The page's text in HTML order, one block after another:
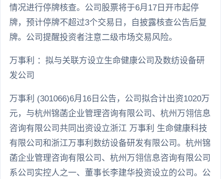
情况进行停牌核查。公司股票将于6月17日开市起停
牌，预计停牌不超过3个交易日，自披露核查公告后复
牌。公司提醒投资者注意二级市场交易风险。
万事利 ：拟与关联方设立生命健康公司及数纺设备研
发公司
万事利 (301066)6月16日公告，公司拟合计出资1020万
元，与杭州锦菡企业管理咨询有限公司、杭州万翎信息
咨询有限公司共同出资设立浙江 万事利 生命健康科技
有限公司和浙江万事利数纺设备研发有限公司。杭州锦
菡企业管理咨询有限公司、杭州万翎信息咨询有限公司
系公司实控人之一、董事长李建华投资设立的公司。公